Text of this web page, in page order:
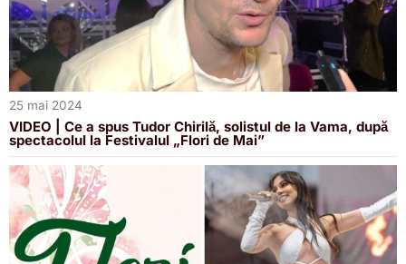
25 mai 2024
VIDEO | Ce a spus Tudor Chirilă, solistul de la Vama, după
spectacolul la Festivalul „Flori de Mai”